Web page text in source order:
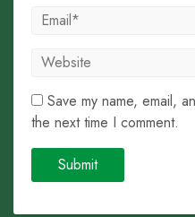
Save my name, email,
the next time I comment.